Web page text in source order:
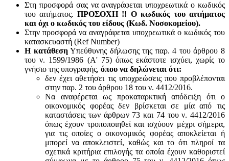
Στη προσφορά σας να αναγράφεται υποχρεωτικά ο κωδικός
του αιτήματος.ΠΡΟΣΟΧΗ !! Ο κωδικός του αιτήματος
και όχι ο κωδικός του είδους (Κωδ. Νοσοκομείου).
Στην προσφορά να αναγράφεται υποχρεωτικά ο κωδικός του
κατασκευαστή (Ref Number)
Η κατάθεσηΥπεύθυνης δήλωσης της παρ. 4 του άρθρου 8
του ν. 1599/1986 (Α' 75) όπως εκάστοτε ισχύει, χωρίς το
γνήσιο της υπογραφής, όπου να δηλώνεται ότι:
δεν έχει αθετήσει τις υποχρεώσεις που προβλέπονται
στην παρ. 2 του άρθρου 18 του ν. 4412/2016.
Να αναφέρεται ως προκαταρκτική απόδειξη ότι ο
οικονομικός φορέας δεν βρίσκεται σε μία από τις
καταστάσεις των άρθρων 73 και 74 του ν. 4412/2016
όπως έχουν τροποποιηθεί και ισχύουν μέχρι σήμερα,
για τις οποίες ο οικονομικός φορέας αποκλείεται ή
μπορεί να αποκλειστεί, καθώς και το ότι πληροί τα
σχετικά κριτήρια επιλογής τα οποία έχουν καθοριστεί